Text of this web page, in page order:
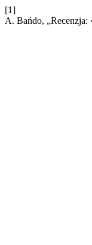
[1]
A. Bańdo,